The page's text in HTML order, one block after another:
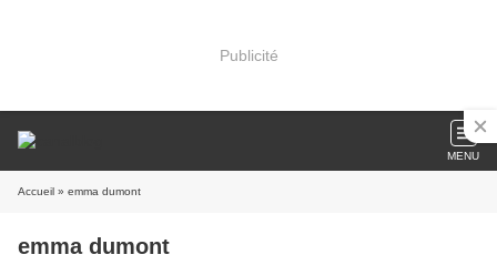
Publicité
MENU
Accueil » emma dumont
emma dumont